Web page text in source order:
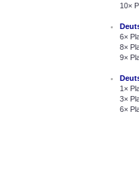
10×
6×
8×
9×
1×
3×
6×